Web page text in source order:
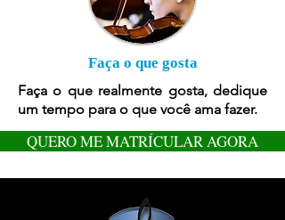
Faça o que gosta
Faça o que realmente gosta, dedique
um tempo para o que você ama fazer.
QUERO ME MATRÍCULAR AGORA